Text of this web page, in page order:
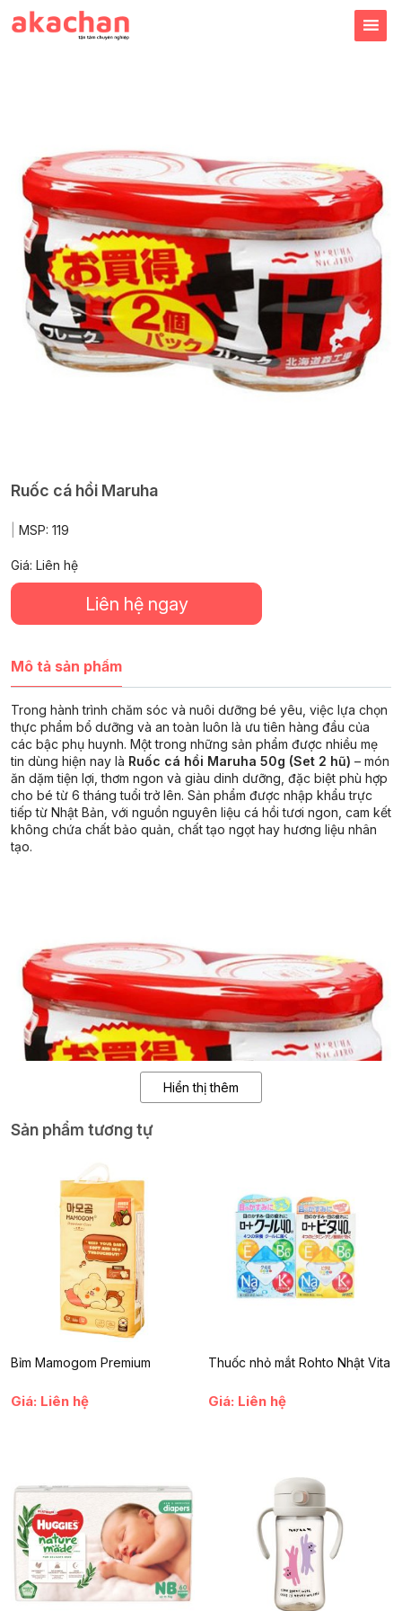
Ruốc cá hồi Maruha
MSP: 119
Giá: Liên hệ
Liên hệ ngay
Mô tả sản phẩm
Trong hành trình chăm sóc và nuôi dưỡng bé yêu, việc lựa chọn
thực phẩm bổ dưỡng và an toàn luôn là ưu tiên hàng đầu của
các bậc phụ huynh. Một trong những sản phẩm được nhiều mẹ
tin dùng hiện nay là Ruốc cá hồi Maruha 50g (Set 2 hũ) – món
ăn dặm tiện lợi, thơm ngon và giàu dinh dưỡng, đặc biệt phù hợp
cho bé từ 6 tháng tuổi trở lên. Sản phẩm được nhập khẩu trực
tiếp từ Nhật Bản, với nguồn nguyên liệu cá hồi tươi ngon, cam kết
không chứa chất bảo quản, chất tạo ngọt hay hương liệu nhân
tạo.
1. Thành phần tự nhiên, an toàn tuyệt đối
Nguyên liệu chính
Cá hồi tươi nguyên chất, dầu hạt cải, dầu
đậu nành, muối, rượu đế, chiết xuất tảo bẹ, chất tạo màu
(carotenoid), chất nhũ hóa.
Cam kết chất lượng
Sản phẩm không chứa chất bảo quản,
sức khỏe của bé.
Vitamin D, B6, B12:
Giúp tăng cường hệ miễn dịch, hỗ trợ hấp
thu canxi và phát triển xương, răng.
Protein và khoáng chất:Cung cấp năng lượng và dưỡng
chất thiết yếu cho sự phát triển toàn diện của bé.
3. Tiện lợi và dễ sử dụng
Hiển thị thêm
Sản phẩm tương tự
Bỉm Mamogom Premium
Giá: Liên hệ
Thuốc nhỏ mắt Rohto Nhật Vita
Giá: Liên hệ